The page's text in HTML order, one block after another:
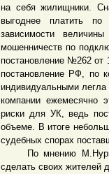
на себя жилищники.
выгоднее платить по
зависимости
мошенничеств по
постановление №262 от
постановление РФ, по
индивидуальными
компании ежемесячно
риски для УК, ведь
объеме. В итоге
судебных спорах
По мнению
сделать своих жителей